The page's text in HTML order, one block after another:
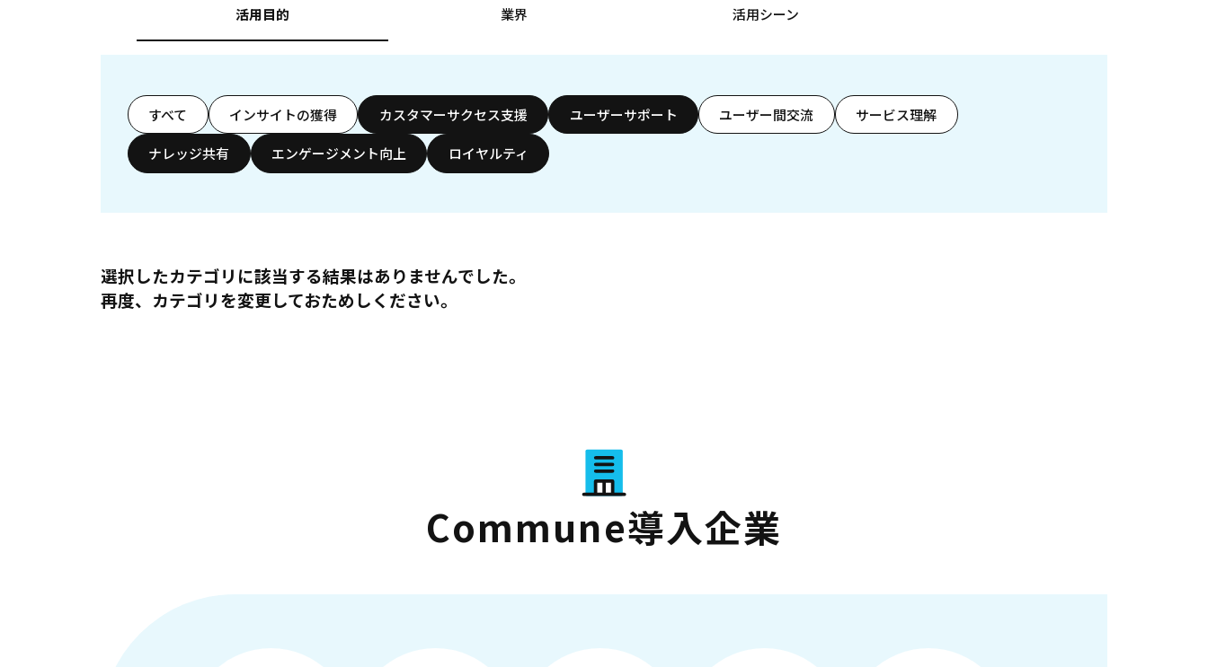
活用目的 業界 活用シーン
すべて インサイトの獲得 カスタマーサクセス支援 ユーザーサポート ユーザー間交流 サービス理解
ナレッジ共有 エンゲージメント向上 ロイヤルティ
選択したカテゴリに該当する結果はありませんでした。
再度、カテゴリを変更しておためしください。
Commune導入企業